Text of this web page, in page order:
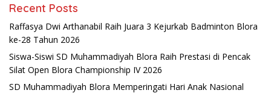
Recent Posts
Raffasya Dwi Arthanabil Raih Juara 3 Kejurkab Badminton Blora
ke-28 Tahun 2026
Siswa-Siswi SD Muhammadiyah Blora Raih Prestasi di Pencak
Silat Open Blora Championship IV 2026
SD Muhammadiyah Blora Memperingati Hari Anak Nasional